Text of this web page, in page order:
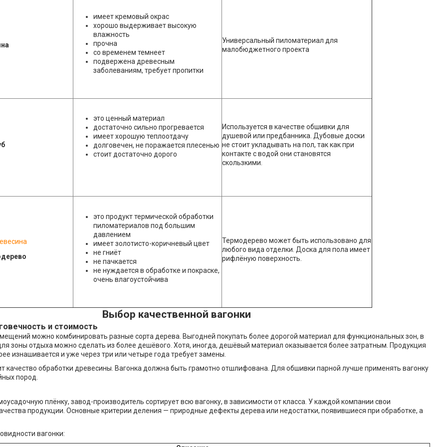
имеет кремовый окрас
хорошо выдерживает высокую
влажность
прочна
со временем темнеет
подвержена древесным
заболеваниям, требует пропитки
Универсальный пиломатериал для
малобюджетного проекта
это ценный материал
достаточно сильно прогревается
имеет хорошую теплоотдачу
долговечен, не поражается плесенью
стоит достаточно дорого
Используется в качестве обшивки для
душевой или предбанника. Дубовые доски
не стоит укладывать на пол, так как при
контакте с водой они становятся
скользкими.
это продукт термической обработки
пиломатериалов под большим
давлением
имеет золотисто-коричневый цвет
не гниёт
не пачкается
не нуждается в обработке и покраске,
очень влагоустойчива
Термодерево может быть использовано для
любого вида отделки. Доска для пола имеет
рифлёную поверхность.
Выбор качественной вагонки
и стоимость
можно комбинировать разные сорта дерева. Выгодней покупать более дорогой материал для функциональных зон, в
зоны отдыха можно сделать из более дешёвого. Хотя, иногда, дешёвый материал оказывается более затратным. Продукция
изнашивается и уже через три или четыре года требует замены.
качество обработки древесины. Вагонка должна быть грамотно отшлифована. Для обшивки парной лучше применять вагонку
пород.
плёнку, завод-производитель сортирует всю вагонку, в зависимости от класса. У каждой компании свои
продукции. Основные критерии деления — природные дефекты дерева или недостатки, появившиеся при обработке, а
вагонки: